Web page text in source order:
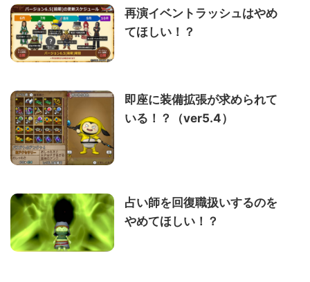
再演イベントラッシュはやめ
てほしい！？
即座に装備拡張が求められて
いる！？（ver5.4）
占い師を回復職扱いするのを
やめてほしい！？